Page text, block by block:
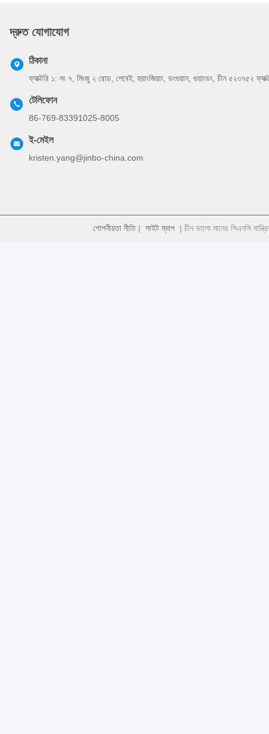
দ্রুত যোগাযোগ
ঠিকানা
ফ্যাক্টরি ১: নং ৭, মিংজু ২ রোড, শেবেই, হুয়াংজিয়াং, ডংগুয়ান, গুয়াংডং, চীন ৫২৩৭৫২
টেলিফোন
86-769-83391025-8005
ই-মেইল
kristen.yang@jinbo-china.com
গোপনীয়তা নীতি| সাইট ম্যাপ | চীন ভালো মানের সিএনসি